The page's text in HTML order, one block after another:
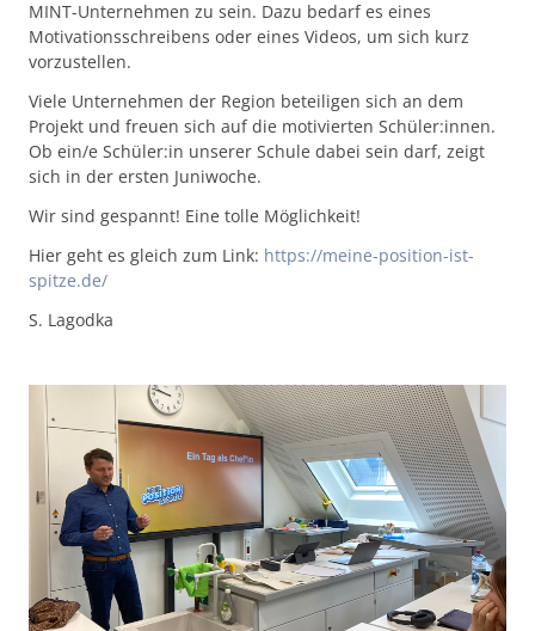
MINT-Unternehmen zu sein. Dazu bedarf es eines
Motivationsschreibens oder eines Videos, um sich kurz
vorzustellen.
Viele Unternehmen der Region beteiligen sich an dem
Projekt und freuen sich auf die motivierten Schüler:innen.
Ob ein/e Schüler:in unserer Schule dabei sein darf, zeigt
sich in der ersten Juniwoche.
Wir sind gespannt! Eine tolle Möglichkeit!
Hier geht es gleich zum Link: https://meine-position-ist-
spitze.de/
S. Lagodka